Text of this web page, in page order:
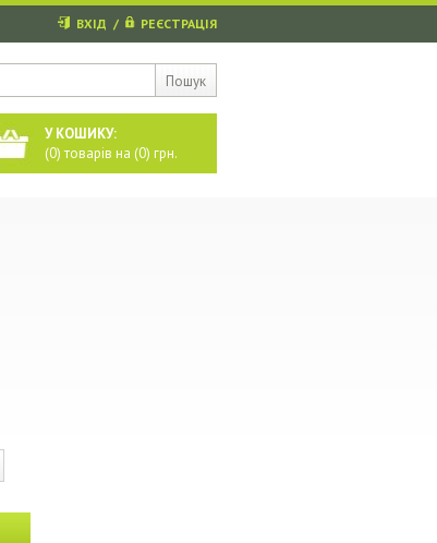
Пошук
ВХІД / РЕЄСТРАЦІЯ
У КОШИКУ:
(0) товарів на (0) грн.